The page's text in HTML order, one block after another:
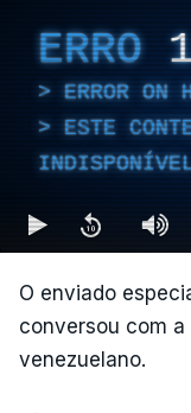
ERRO
ERROR ON
ESTE
O enviado
conversou com
venezuelano.